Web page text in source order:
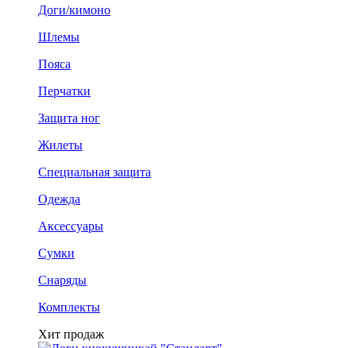
Доги/кимоно
Шлемы
Пояса
Перчатки
Защита ног
Жилеты
Специальная защита
Одежда
Аксессуары
Сумки
Снаряды
Комплекты
Хит продаж